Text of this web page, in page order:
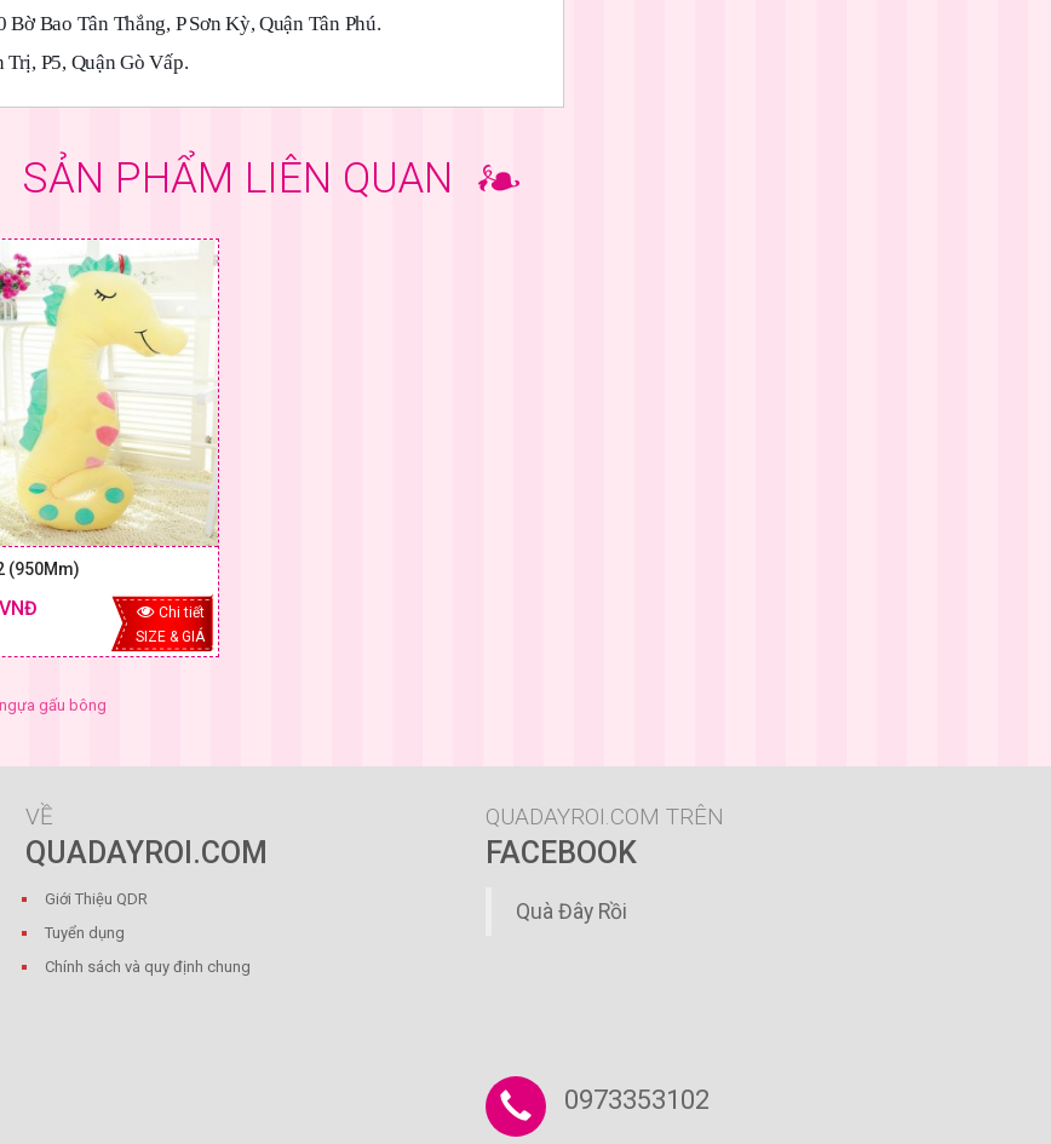
Bao Tân Thắng, P Sơn Kỳ, Quận Tân Phú.
P5, Quận Gò Vấp.
SẢN PHẨM LIÊN QUAN
(950Mm)
Chi tiết
SIZE & GIÁ
gấu bông
VỀ
QUADAYROI.COM
Giới Thiệu QDR
Tuyển dụng
Chính sách và quy định chung
QUADAYROI.COM TRÊN
FACEBOOK
Quà Đây Rồi
0973353102